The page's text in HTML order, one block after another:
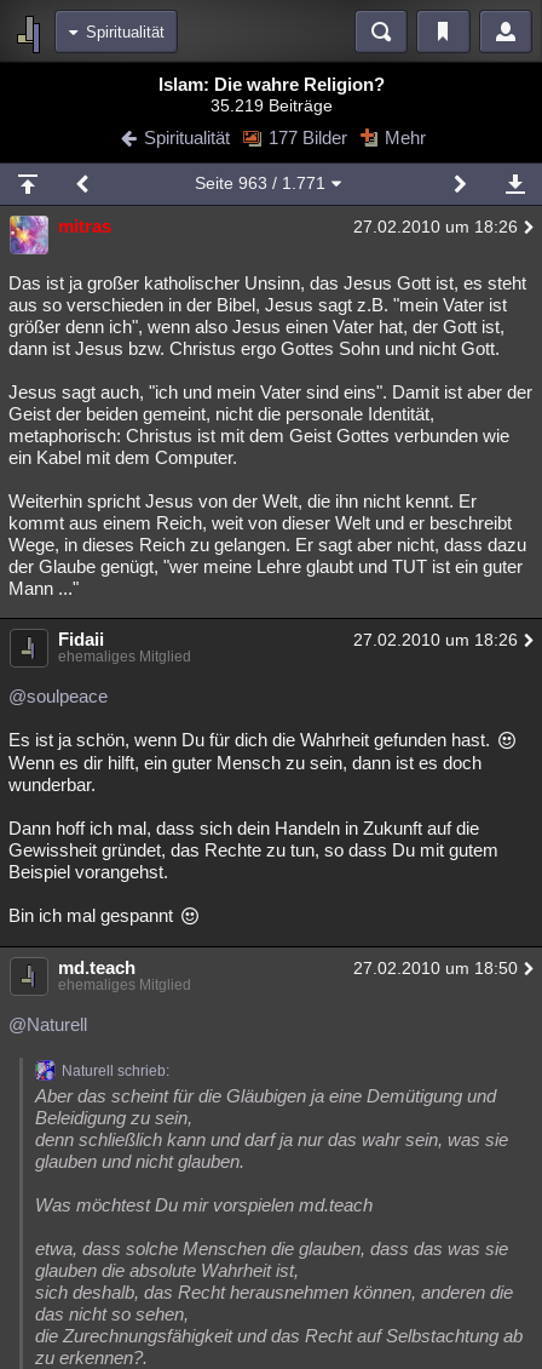
Spiritualität
Diskussionen Blogs Videos
Chat Wiki Neuigkeiten
meine Rubriken
Menschen Mystery Kriminalfälle
Spiritualität Verschwörungen Technologie Ufologie
Natur Umfragen Unterhaltung
Philosophie Träume Orte Esoterik Literatur
Astronomie Helpdesk Gruppen Gaming Filme
Musik Clash Verbesserungen Allmystery English
Übersichten
Besucht Teilgenommen Alle Neue Geschlossen
Lesenswert Schlüsselwörter
Islam: Die wahre Religion?
35.219 Beiträge
Spiritualität 177 Bilder Mehr
Seite 963 / 1.771
mitras 27.02.2010 um 18:26
Das ist ja großer katholischer Unsinn, das Jesus Gott ist, es steht
aus so verschieden in der Bibel, Jesus sagt z.B. "mein Vater ist
größer denn ich", wenn also Jesus einen Vater hat, der Gott ist,
dann ist Jesus bzw. Christus ergo Gottes Sohn und nicht Gott.
Jesus sagt auch, "ich und mein Vater sind eins". Damit ist aber der
Geist der beiden gemeint, nicht die personale Identität,
metaphorisch: Christus ist mit dem Geist Gottes verbunden wie
ein Kabel mit dem Computer.
Weiterhin spricht Jesus von der Welt, die ihn nicht kennt. Er
kommt aus einem Reich, weit von dieser Welt und er beschreibt
Wege, in dieses Reich zu gelangen. Er sagt aber nicht, dass dazu
der Glaube genügt, "wer meine Lehre glaubt und TUT ist ein guter
Mann ..."
Fidaii 27.02.2010 um 18:26
ehemaliges Mitglied
@soulpeace
Es ist ja schön, wenn Du für dich die Wahrheit gefunden hast.
Wenn es dir hilft, ein guter Mensch zu sein, dann ist es doch
wunderbar.
Dann hoff ich mal, dass sich dein Handeln in Zukunft auf die
Gewissheit gründet, das Rechte zu tun, so dass Du mit gutem
Beispiel vorangehst.
Bin ich mal gespannt
md.teach 27.02.2010 um 18:50
ehemaliges Mitglied
@Naturell
Naturell schrieb:
Aber das scheint für die Gläubigen ja eine Demütigung und
Beleidigung zu sein,
denn schließlich kann und darf ja nur das wahr sein, was sie
glauben und nicht glauben.
Was möchtest Du mir vorspielen md.teach
etwa, dass solche Menschen die glauben, dass das was sie
glauben die absolute Wahrheit ist,
sich deshalb, das Recht herausnehmen können, anderen die
das nicht so sehen,
die Zurechnungsfähigkeit und das Recht auf Selbstachtung ab
zu erkennen?.